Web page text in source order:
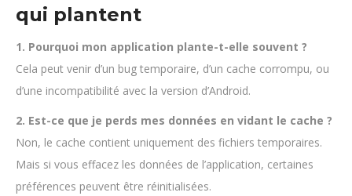
qui plantent
1. Pourquoi mon application plante-t-elle souvent ?
Cela peut venir d’un bug temporaire, d’un cache corrompu, ou
d’une incompatibilité avec la version d’Android.
2. Est-ce que je perds mes données en vidant le cache ?
Non, le cache contient uniquement des fichiers temporaires.
Mais si vous effacez les données de l’application, certaines
préférences peuvent être réinitialisées.